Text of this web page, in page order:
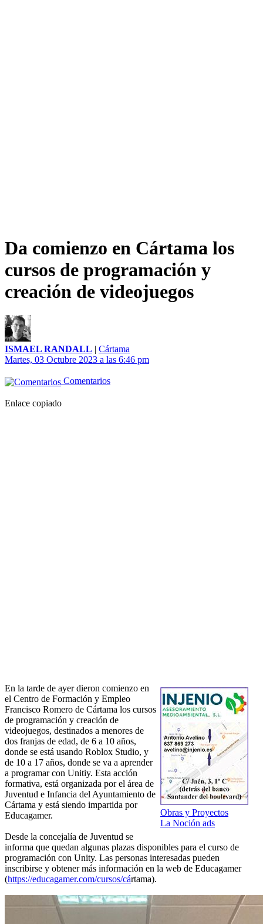
Da comienzo en Cártama los
cursos de programación y
creación de videojuegos
ISMAEL RANDALL | Cártama
Martes, 03 Octubre 2023 a las 6:46 pm
Comentarios
Enlace copiado
Obras y Proyectos
La Noción ads
En la tarde de ayer dieron comienzo en
el Centro de Formación y Empleo
Francisco Romero de Cártama los cursos
de programación y creación de
videojuegos, destinados a menores de
dos franjas de edad, de 6 a 10 años,
donde se está usando Roblox Studio, y
de 10 a 17 años, donde se va a aprender
a programar con Unitiy. Esta acción
formativa, está organizada por el área de
Juventud e Infancia del Ayuntamiento de
Cártama y está siendo impartida por
Educagamer.
Desde la concejalía de Juventud se
informa que quedan algunas plazas disponibles para el curso de
programación con Unity. Las personas interesadas pueden
inscribirse y obtener más información en la web de Educagamer
(https://educagamer.com/cursos/cártama).